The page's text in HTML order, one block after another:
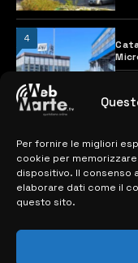
Per fornire le migliori
cookie per
dispositivo. Il consenso
elaborare dati come il
questo sito.
4
MAPPA DEL SITO
> NOTIZIE